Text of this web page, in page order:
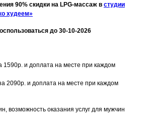
90% скидки на LPG-массаж в студии
худеем»
до 30-10-2026
1590р. и доплата на месте при каждом
2090р. и доплата на месте при каждом
возможность оказания услуг для мужчин